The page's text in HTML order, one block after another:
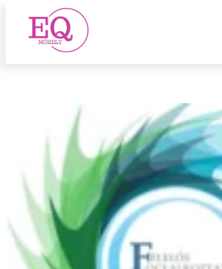
Ugráskkv